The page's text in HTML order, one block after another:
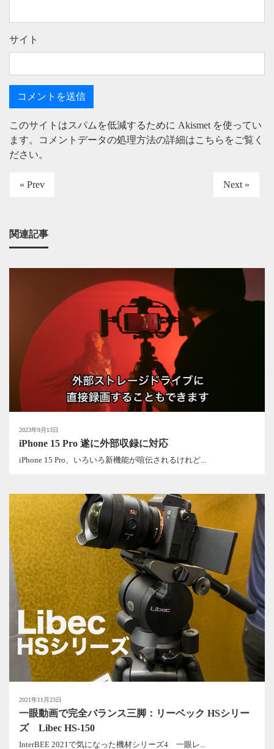
サイト
このサイトはスパムを低減するために Akismet を使ってい
ます。
コメントデータの処理方法の詳細はこちらをご覧く
ださい。
« Prev Next »
関連記事
2023年9月13日
iPhone 15 Pro 遂に外部収録に対応
iPhone 15 Pro、いろいろ新機能が喧伝されるけれど...
2021年11月23日
一眼動画で完全バランス三脚：リーベック HSシリー
ズ Libec HS-150
InterBEE 2021で気になった機材シリーズ4 一眼レ...